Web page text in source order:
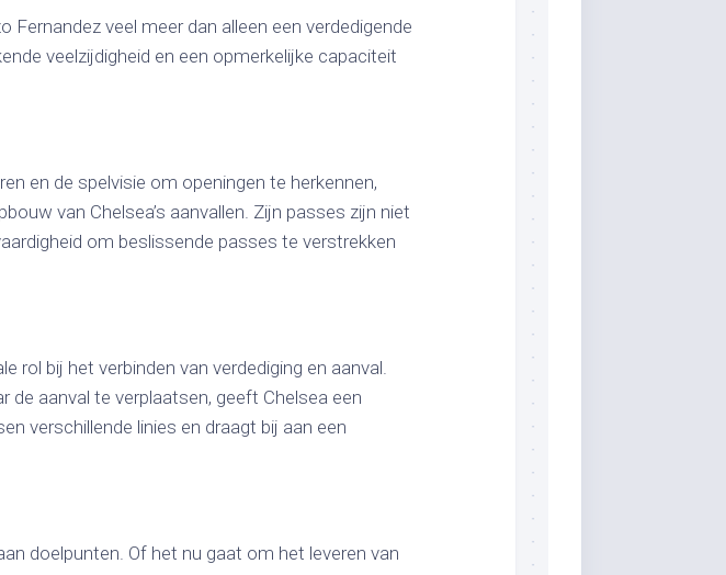
veel meer dan alleen een verdedigende
veelzijdigheid en een opmerkelijke capaciteit
en de spelvisie om openingen te herkennen,
van Chelsea’s aanvallen. Zijn passes zijn niet
om beslissende passes te verstrekken
rol bij het verbinden van verdediging en aanval.
de aanval te verplaatsen, geeft Chelsea een
verschillende linies en draagt bij aan een
doelpunten. Of het nu gaat om het leveren van